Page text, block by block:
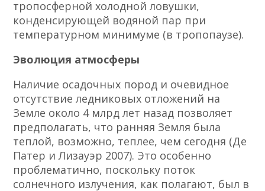
тропосферной холодной ловушки,
конденсирующей водяной пар при
температурном минимуме (в тропопаузе).
Эволюция атмосферы
Наличие осадочных пород и очевидное
отсутствие ледниковых отложений на
Земле около 4 млрд лет назад позволяет
предполагать, что ранняя Земля была
теплой, возможно, теплее, чем сегодня (Де
Патер и Лизауэр 2007). Это особенно
проблематично, поскольку поток
солнечного излучения, как полагают, был в